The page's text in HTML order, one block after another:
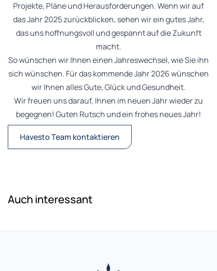
Projekte, Pläne und Herausforderungen. Wenn wir auf
das Jahr 2025 zurückblicken, sehen wir ein gutes Jahr,
das uns hoffnungsvoll und gespannt auf die Zukunft
macht.
So wünschen wir Ihnen einen Jahreswechsel, wie Sie ihn
sich wünschen. Für das kommende Jahr 2026 wünschen
wir Ihnen alles Gute, Glück und Gesundheit.
Wir freuen uns darauf, Ihnen im neuen Jahr wieder zu
begegnen! Guten Rutsch und ein frohes neues Jahr!
Havesto Team kontaktieren
Auch interessant